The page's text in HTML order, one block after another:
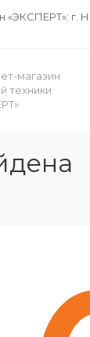
«ЭКСПЕРТ»: г.
магазин
техники